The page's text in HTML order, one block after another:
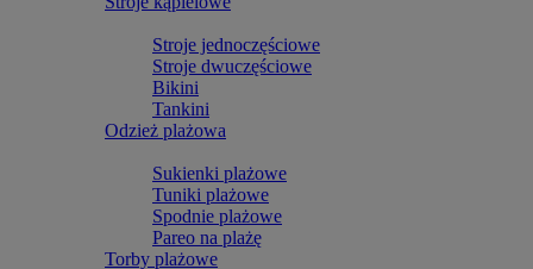
Stroje jednoczęściowe
Stroje dwuczęściowe
Bikini
Tankini
Odzież plażowa
Sukienki plażowe
Tuniki plażowe
Spodnie plażowe
Pareo na plażę
Torby plażowe